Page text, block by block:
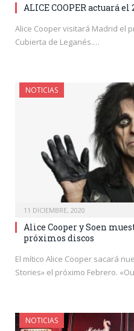
ALICE COOPER actuará
Alice Cooper visitará Madrid el
Cubierta de Leganés.…
NOTICIAS
11 DICIEMBRE, 2020
Alice Cooper y Soen
próximos discos
El mítico Alice Cooper sacará
Stories» el próximo Febrero.
NOTICIAS